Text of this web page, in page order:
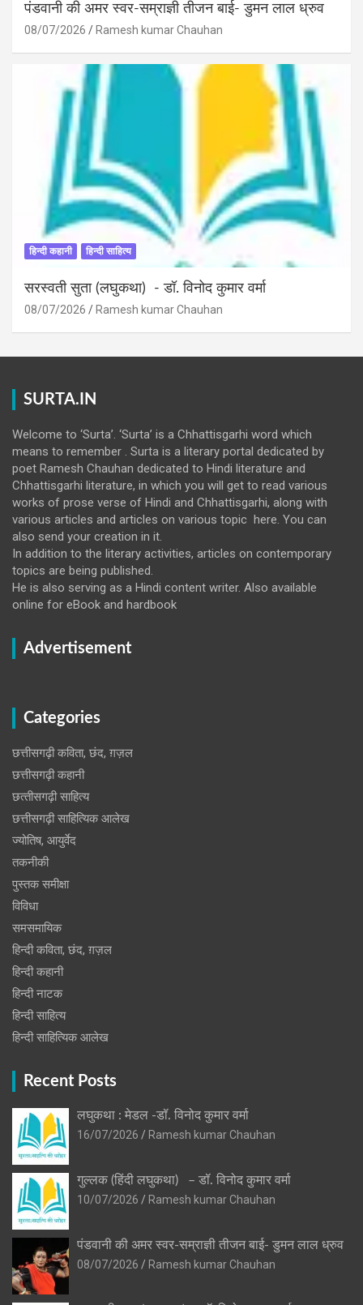
पंडवानी की अमर स्वर-सम्राज्ञी तीजन बाई- डुमन लाल ध्रुव
08/07/2026 Ramesh kumar Chauhan
हिन्दी कहानी हिन्दी साहित्य
सरस्वती सुता (लघुकथा) ​- डॉ. विनोद कुमार वर्मा
08/07/2026 Ramesh kumar Chauhan
SURTA.IN
Welcome to ‘Surta’. ‘Surta’ is a Chhattisgarhi word which
means to remember . Surta is a literary portal dedicated by
poet Ramesh Chauhan dedicated to Hindi literature and
Chhattisgarhi literature, in which you will get to read various
works of prose verse of Hindi and Chhattisgarhi, along with
various articles and articles on various topic here. You can
also send your creation in it.
In addition to the literary activities, articles on contemporary
topics are being published.
He is also serving as a Hindi content writer. Also available
online for eBook and hardbook
Advertisement
Categories
छत्तीसगढ़ी कविता, छंद, ग़ज़ल
छत्तीसगढ़ी कहानी
छत्‍तीसगढ़ी साहित्‍य
छत्तीसगढ़ी साहित्यिक आलेख
ज्योतिष, आयुर्वेद
तकनीकी
पुस्‍तक समीक्षा
विविधा
समसमायिक
हिन्दी कविता, छंद, ग़ज़ल
हिन्दी कहानी
हिन्‍दी नाटक
हिन्दी साहित्य
हिन्दी साहित्यिक आलेख
Recent Posts
लघुकथा : मेडल -डॉ. विनोद कुमार वर्मा
16/07/2026
Ramesh kumar Chauhan
गुल्लक (हिंदी लघुकथा) – डॉ. विनोद कुमार वर्मा
10/07/2026
Ramesh kumar Chauhan
पंडवानी की अमर स्वर-सम्राज्ञी तीजन बाई- डुमन लाल ध्रुव
08/07/2026
Ramesh kumar Chauhan